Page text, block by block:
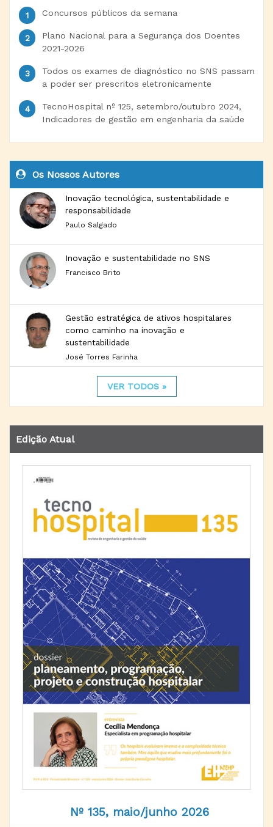
Concursos públicos da semana
Plano Nacional para a Segurança dos Doentes
2021-2026
Todos os exames de diagnóstico no SNS passam
a poder ser prescritos eletronicamente
TecnoHospital nº 125, setembro/outubro 2024,
Indicadores de gestão em engenharia da saúde
Os Nossos Autores
Inovação tecnológica, sustentabilidade e
responsabilidade
Paulo Salgado
Inovação e sustentabilidade no SNS
Francisco Brito
Gestão estratégica de ativos hospitalares
como caminho na inovação e
sustentabilidade
José Torres Farinha
VER TODOS »
Edição Atual
Nº 135, maio/junho 2026